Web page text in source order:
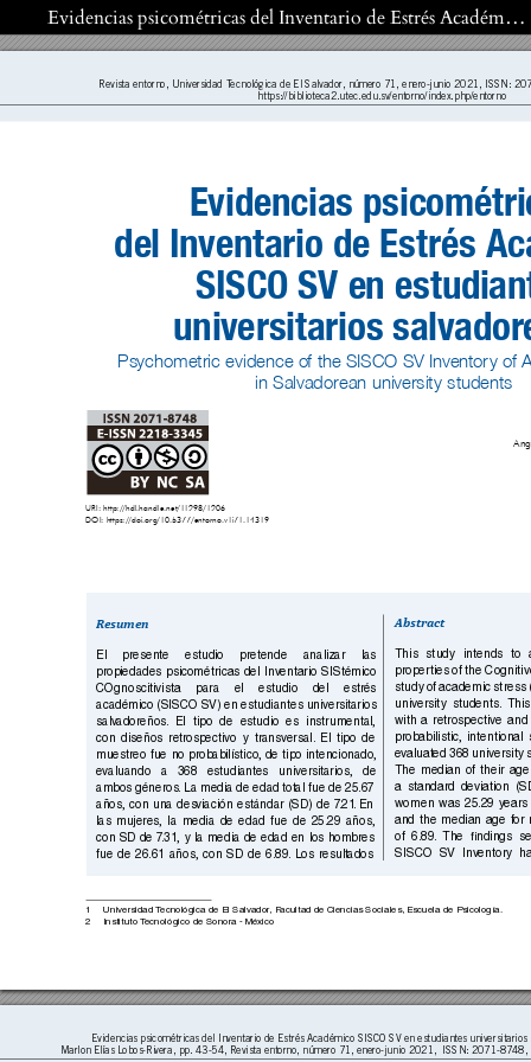
Volver a los detalles del artículo Evidencias psicométricas del Inventario de Estrés Académico SISCO SV en estudiantes universitarios salvadoreños